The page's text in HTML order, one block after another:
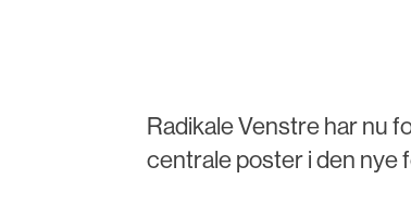
Radikale Venstre har nu
centrale poster i den nye